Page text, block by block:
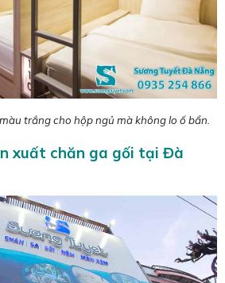
trắng cho hộp ngủ mà không lo ố bẩn.
xuất chăn ga gối tại Đà